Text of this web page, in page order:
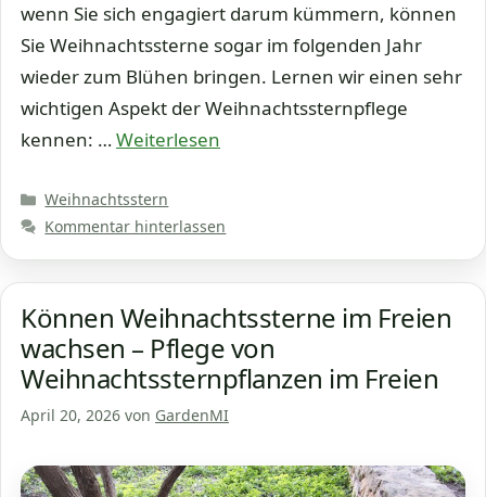
wenn Sie sich engagiert darum kümmern, können
Sie Weihnachtssterne sogar im folgenden Jahr
wieder zum Blühen bringen. Lernen wir einen sehr
wichtigen Aspekt der Weihnachtssternpflege
kennen: …Weiterlesen
Kategorien
Weihnachtsstern
Kommentar hinterlassen
Können Weihnachtssterne im Freien
wachsen – Pflege von
Weihnachtssternpflanzen im Freien
April 20, 2026 von GardenMI